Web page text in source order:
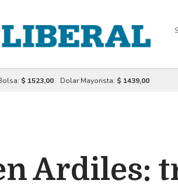
$ 1523,00 Dolar Mayorista: $ 1439,00
Ardiles: